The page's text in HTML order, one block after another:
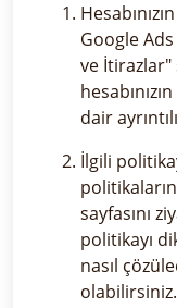
Google
ve İtirazlar"
dair
İlgili
sayfasını
politikayı
nasıl
olabilirsiniz.